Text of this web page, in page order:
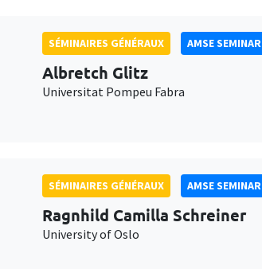
SÉMINAIRES GÉNÉRAUX AMSE SEMINAR
Albretch Glitz
Universitat Pompeu Fabra
SÉMINAIRES GÉNÉRAUX AMSE SEMINAR
Ragnhild Camilla Schreiner
University of Oslo